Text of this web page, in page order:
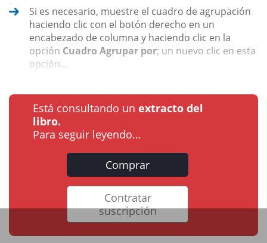
Si es necesario, muestre el cuadro de agrupación
haciendo clic con el botón derecho en un
encabezado de columna y haciendo clic en la
opción Cuadro Agrupar por; un nuevo clic en esta
opción...
Está consultando un extracto del
libro.
Para seguir leyendo...
Comprar
Contratar
suscripción